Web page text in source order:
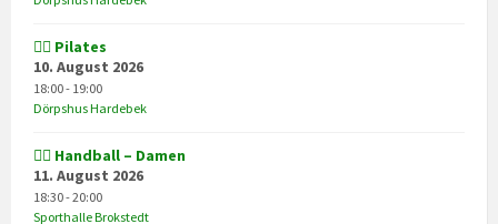
🧘‍♀️ Pilates
10. August 2026
18:00 - 19:00
Dörpshus Hardebek
🤾‍♀️ Handball – Damen
11. August 2026
18:30 - 20:00
Sporthalle Brokstedt